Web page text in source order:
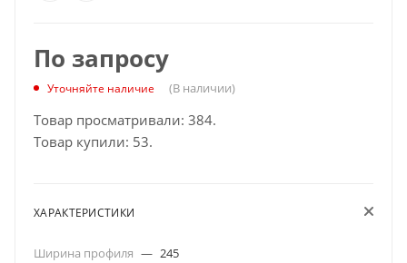
По запросу
Уточняйте наличие (В наличии)
Товар просматривали: 384.
Товар купили: 53.
ХАРАКТЕРИСТИКИ
Ширина профиля — 245